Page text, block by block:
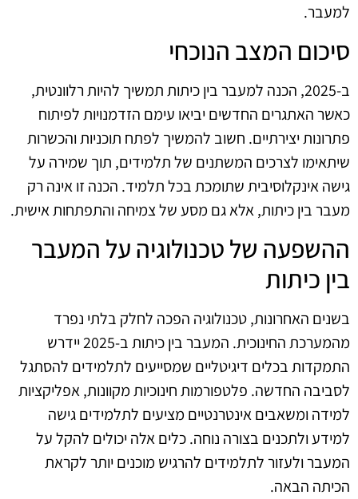
למעבר.
סיכום המצב הנוכחי
ב‑2025, הכנה למעבר בין כיתות תמשיך להיות רלוונטית,
כאשר האתגרים החדשים יביאו עימם הזדמנויות לפיתוח
פתרונות יצירתיים. חשוב להמשיך לפתח תוכניות והכשרות
שיתאימו לצרכים המשתנים של תלמידים, תוך שמירה על
גישה אינקלוסיבית שתומכת בכל תלמיד. הכנה זו אינה רק
מעבר בין כיתות, אלא גם מסע של צמיחה והתפתחות אישית.
ההשפעה של טכנולוגיה על המעבר
בין כיתות
בשנים האחרונות, טכנולוגיה הפכה לחלק בלתי נפרד
מהמערכת החינוכית. המעבר בין כיתות ב-2025 יידרש
התמקדות בכלים דיגיטליים שמסייעים לתלמידים להסתגל
לסביבה החדשה. פלטפורמות חינוכיות מקוונות, אפליקציות
למידה ומשאבים אינטרנטיים מציעים לתלמידים גישה
למידע ולתכנים בצורה נוחה. כלים אלה יכולים להקל על
המעבר ולעזור לתלמידים להרגיש מוכנים יותר לקראת
הכיתה הבאה.